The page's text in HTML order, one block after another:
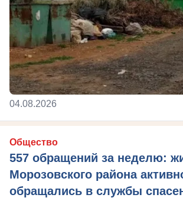
04.08.2026
Общество
557 обращений за неделю:
Морозовского района
обращались в службы